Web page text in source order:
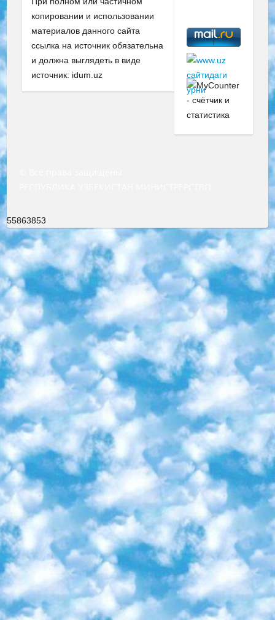
копировании и использовании
материалов данного сайта
ссылка на источник обязательна
и должна выглядеть в виде
источник: idum.uz
55863853